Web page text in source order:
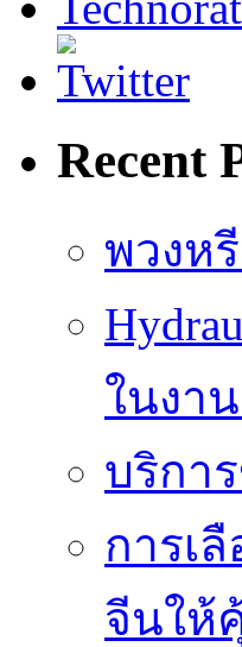
Recent
พวงห
ในงา
บริกา
การเ
จีนให้